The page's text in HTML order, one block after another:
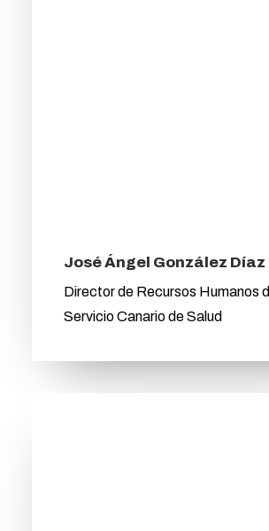
José Ángel González Díaz
Director de Recursos Humanos
Servicio Canario de Salud